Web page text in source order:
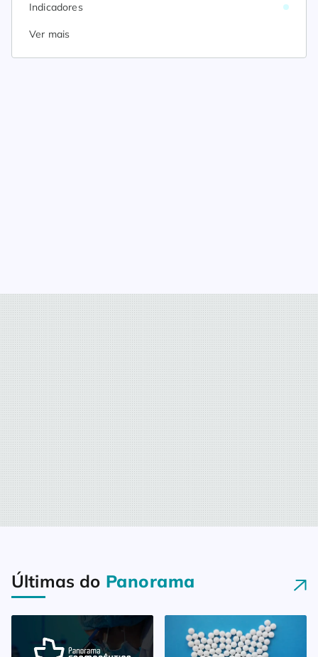
Indicadores
Ver mais
Últimas do Panorama